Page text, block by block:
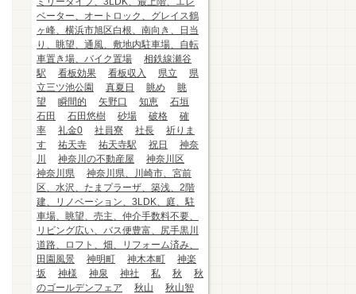
ベーター、オートロック、グレイス鶴
ヶ峰、横浜市旭区白根、南向き、日当
り、眺望、通風、敷地内駐車場、自転
車置き場、バイク置場
相鉄線瀬谷
駅
看板効果 看板収入 県立
県
立三ツ池公園
真夏日 眺め
眺
望
瞬間的 矢野口 知恵
石垣
石田
石田悠樹 砂場 破格
確
率
礼金0 社員寮 社長
祈りま
す
祐天寺 祐天寺駅 祝日
神奈
川
神奈川の不動産屋
神奈川区
神奈川県
神奈川県、川崎市、宮前
区、水沢、たまプラーザ、築浅、2階
建、リノベーション、3LDK、庭、駐
車場、眺望、売主、仲介手数料不要、
リビング広い、バス便豊富、尻手黒川
道路、ロフト、畑、リフォーム済み、
田園風景
神明町 神木本町
神楽
坂
神様 神泉 神社 私 秋
秋
のゴールデンフェア
秋山
秋山智